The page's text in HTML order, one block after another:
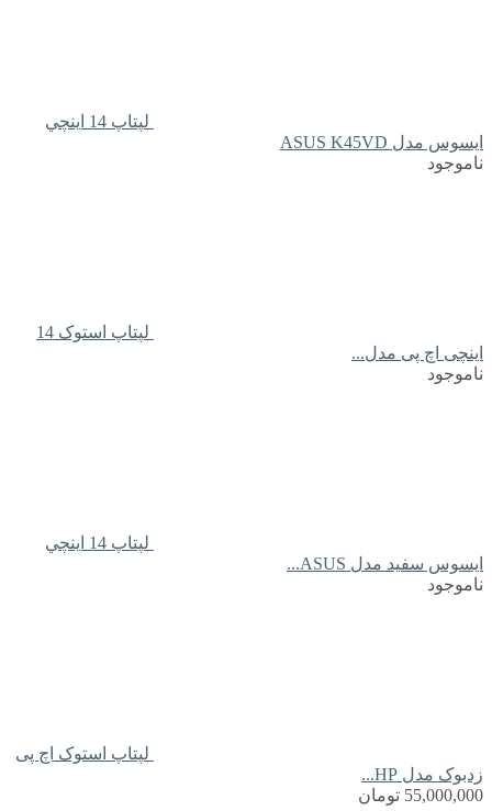
لپتاپ 14 اينچي
ايسوس مدل ASUS K45VD
ناموجود
لپتاپ استوک 14
اینچی اچ پی مدل...
ناموجود
لپتاپ 14 اينچي
ايسوس سفید مدل ASUS...
ناموجود
لپتاپ استوک اچ پی
زدبوک مدل HP...
55,000,000 تومان